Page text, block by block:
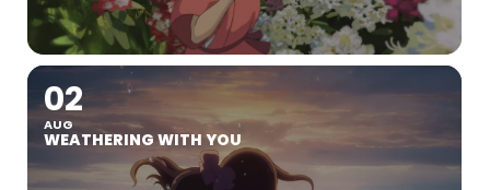
02
AUG
WEATHERING WITH YOU